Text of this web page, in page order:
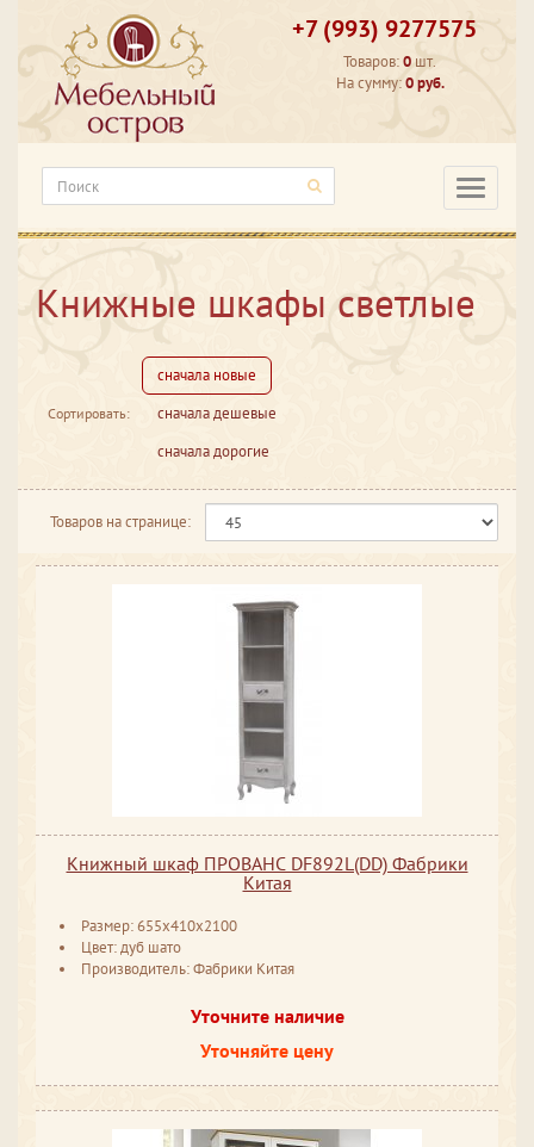
+7 (993) 9277575
Товаров:0 шт.
На сумму:0 руб.
Книжные шкафы светлые
Сортировать:
сначала новые
сначала дешевые
сначала дорогие
Товаров на странице:
Книжный шкаф ПРОВАНС DF892L(DD) Фабрики
Китая
Размер: 655x410x2100
Цвет: дуб шато
Производитель: Фабрики Китая
Уточните наличие
Уточняйте цену